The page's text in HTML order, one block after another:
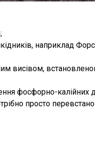
наприклад
висівом,
фосфорно-
просто